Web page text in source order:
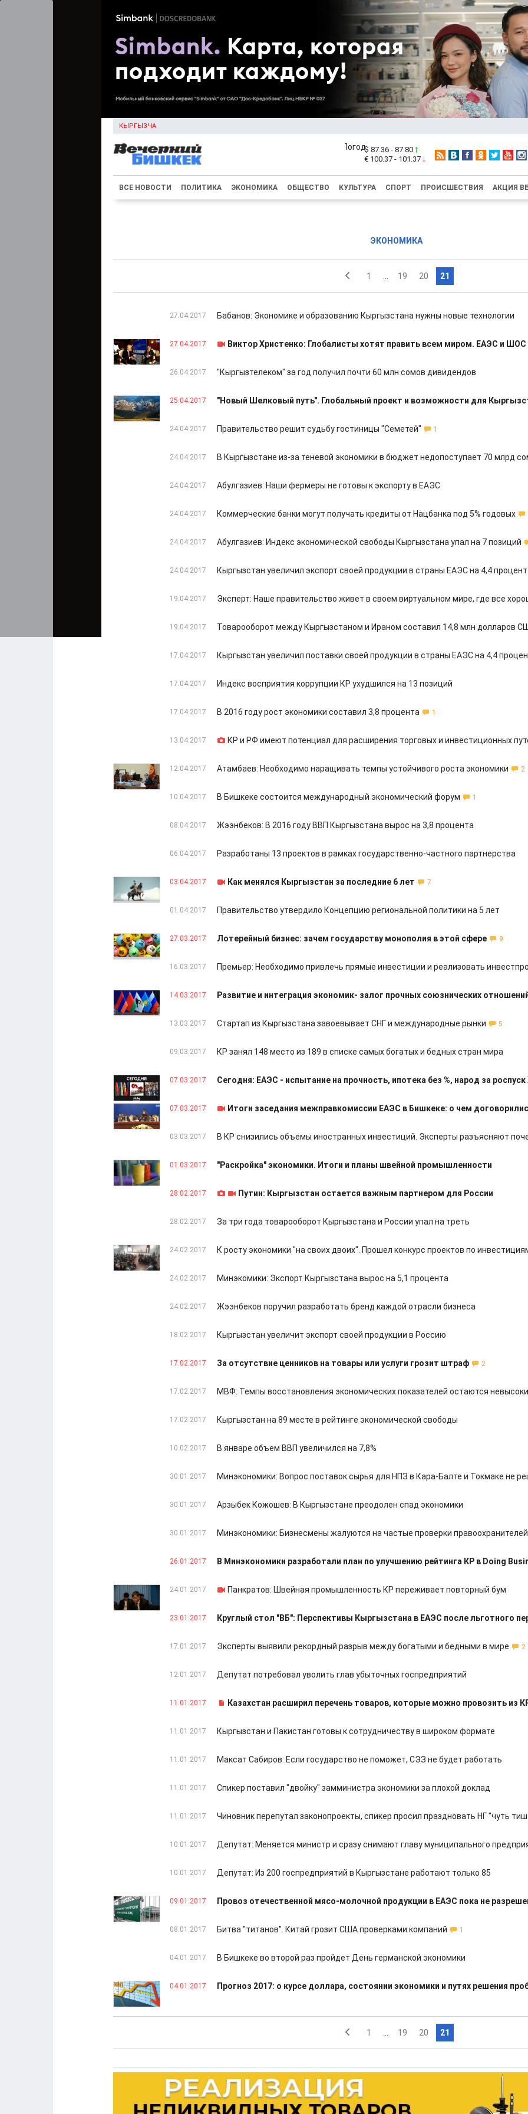
КЫРГЫЗЧА
$ 87.36 - 87.80
€ 100.37 - 101.37
ВСЕ НОВОСТИ ПОЛИТИКА ЭКОНОМИКА ОБЩЕСТВО КУЛЬТУРА СПОРТ ПРОИСШЕСТВИЯ АКЦИЯ
ЭКОНОМИКА
1 19 20 21
27.04.2017 Бабанов: Экономике и образованию Кыргызстана нужны новые технологии
27.04.2017 Виктор Христенко: Глобалисты хотят править всем миром. ЕАЭС и ШОС
26.04.2017 "Кыргызтелеком" за год получил почти 60 млн сомов дивидендов
25.04.2017 "Новый Шелковый путь". Глобальный проект и возможности для
24.04.2017 Правительство решит судьбу гостиницы "Семетей" 1
24.04.2017 В Кыргызстане из-за теневой экономики в бюджет недопоступает 70 млрд
24.04.2017 Абулгазиев: Наши фермеры не готовы к экспорту в ЕАЭС
24.04.2017 Коммерческие банки могут получать кредиты от Нацбанка под 5% годовых
24.04.2017 Абулгазиев: Индекс экономической свободы Кыргызстана упал на 7 позиций
24.04.2017 Кыргызстан увеличил экспорт своей продукции в страны ЕАЭС на 4,4
19.04.2017 Эксперт: Наше правительство живет в своем виртуальном мире, где все
19.04.2017 Товарооборот между Кыргызстаном и Ираном составил 14,8 млн долларов
17.04.2017 Кыргызстан увеличил поставки своей продукции в страны ЕАЭС на 4,4
17.04.2017 Индекс восприятия коррупции КР ухудшился на 13 позиций
17.04.2017 В 2016 году рост экономики составил 3,8 процента 1
13.04.2017 КР и РФ имеют потенциал для расширения торговых и инвестиционных
12.04.2017 Атамбаев: Необходимо наращивать темпы устойчивого роста экономики 2
10.04.2017 В Бишкеке состоится международный экономический форум 1
08.04.2017 Жээнбеков: В 2016 году ВВП Кыргызстана вырос на 3,8 процента
06.04.2017 Разработаны 13 проектов в рамках государственно-частного партнерства
03.04.2017 Как менялся Кыргызстан за последние 6 лет 7
01.04.2017 Правительство утвердило Концепцию региональной политики на 5 лет
27.03.2017 Лотерейный бизнес: зачем государству монополия в этой сфере 9
16.03.2017 Премьер: Необходимо привлечь прямые инвестиции и реализовать
14.03.2017 Развитие и интеграция экономик- залог прочных союзнических
13.03.2017 Стартап из Кыргызстана завоевывает СНГ и международные рынки 5
09.03.2017 КР занял 148 место из 189 в списке самых богатых и бедных стран мира
07.03.2017 Сегодня: ЕАЭС - испытание на прочность, ипотека без %, народ за
07.03.2017 Итоги заседания межправкомиссии ЕАЭС в Бишкеке: о чем
03.03.2017 В КР снизились объемы иностранных инвестиций. Эксперты разъясняют
01.03.2017 "Раскройка" экономики. Итоги и планы швейной промышленности
28.02.2017 Путин: Кыргызстан остается важным партнером для России
28.02.2017 За три года товарооборот Кыргызстана и России упал на треть
24.02.2017 К росту экономики "на своих двоих". Прошел конкурс проектов по
24.02.2017 Минэкомики: Экспорт Кыргызстана вырос на 5,1 процента
24.02.2017 Жээнбеков поручил разработать бренд каждой отрасли бизнеса
18.02.2017 Кыргызстан увеличит экспорт своей продукции в Россию
17.02.2017 За отсутствие ценников на товары или услуги грозит штраф 2
17.02.2017 МВФ: Темпы восстановления экономических показателей остаются
17.02.2017 Кыргызстан на 89 месте в рейтинге экономической свободы
10.02.2017 В январе объем ВВП увеличился на 7,8%
30.01.2017 Минэкономики: Вопрос поставок сырья для НПЗ в Кара-Балте и Токмаке не
30.01.2017 Арзыбек Кожошев: В Кыргызстане преодолен спад экономики
30.01.2017 Минэкономики: Бизнесмены жалуются на частые проверки правоохранителей
26.01.2017 В Минэкономики разработали план по улучшению рейтинга КР в Doing
24.01.2017 Панкратов: Швейная промышленность КР переживает повторный бум
23.01.2017 Круглый стол "ВБ": Перспективы Кыргызстана в ЕАЭС после льготного
17.01.2017 Эксперты выявили рекордный разрыв между богатыми и бедными в мире 2
12.01.2017 Депутат потребовал уволить глав убыточных госпредприятий
11.01.2017 Казахстан расширил перечень товаров, которые можно провозить из
11.01.2017 Кыргызстан и Пакистан готовы к сотрудничеству в широком формате
11.01.2017 Максат Сабиров: Если государство не поможет, СЭЗ не будет работать
11.01.2017 Спикер поставил "двойку" замминистра экономики за плохой доклад
11.01.2017 Чиновник перепутал законопроекты, спикер просил праздновать НГ "чуть
10.01.2017 Депутат: Меняется министр и сразу снимают главу муниципального
10.01.2017 Депутат: Из 200 госпредприятий в Кыргызстане работают только 85
09.01.2017 Провоз отечественной мясо-молочной продукции в ЕАЭС пока не
08.01.2017 Битва "титанов". Китай грозит США проверками компаний 1
04.01.2017 В Бишкеке во второй раз пройдет День германской экономики
04.01.2017 Прогноз 2017: о курсе доллара, состоянии экономики и путях решения
1 19 20 21